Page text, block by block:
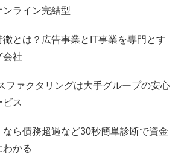
ライン完結型
とは？広告事業とIT事業を専門とす
会社
ファクタリングは大手グループの安心
ビス
なら債務超過など30秒簡単診断で資金
かる